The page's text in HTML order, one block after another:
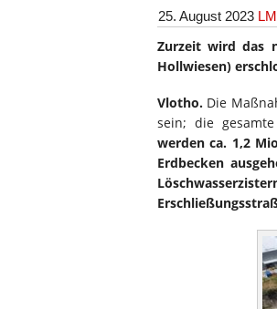
25. August 2023 LM
Zurzeit wird das
Hollwiesen)
Vlotho. Die
sein; die
werden ca. 1,2
Erdbecken